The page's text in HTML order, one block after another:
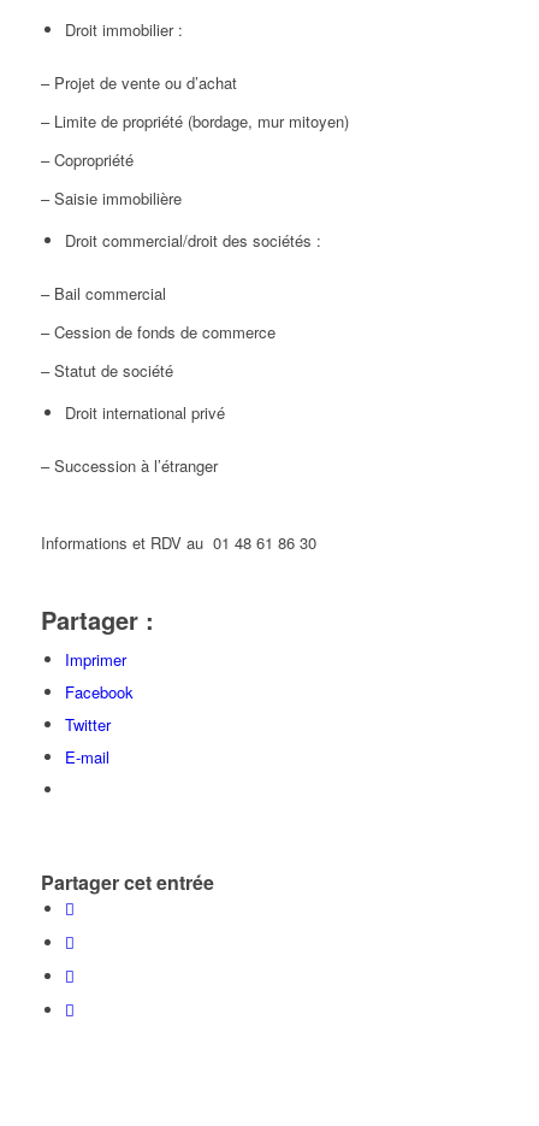
Droit immobilier :
– Projet de vente ou d’achat
– Limite de propriété (bordage, mur mitoyen)
– Copropriété
– Saisie immobilière
Droit commercial/droit des sociétés :
– Bail commercial
– Cession de fonds de commerce
– Statut de société
Droit international privé
– Succession à l’étranger
Informations et RDV au 01 48 61 86 30
Partager :
Imprimer
Facebook
Twitter
E-mail
Partager cet entrée